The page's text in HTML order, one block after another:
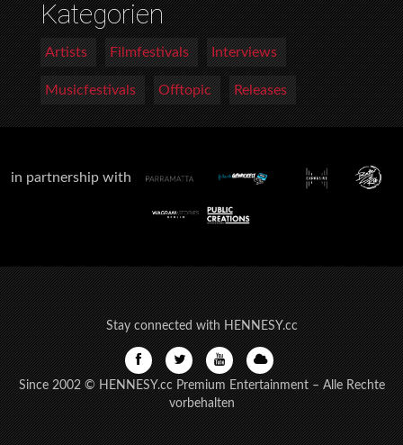
Kategorien
Artists Filmfestivals Interviews
Musicfestivals Offtopic Releases
in partnership with
Stay connected with HENNESY.cc
Since 2002 © HENNESY.cc Premium Entertainment – Alle Rechte
vorbehalten